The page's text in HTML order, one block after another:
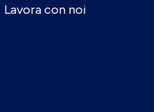
Lavora con noi